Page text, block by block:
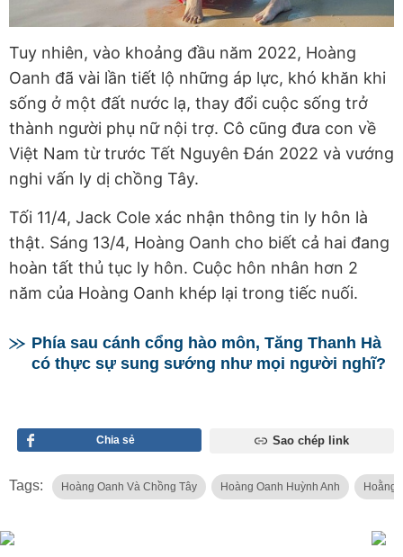
Tuy nhiên, vào khoảng đầu năm 2022, Hoàng
Oanh đã vài lần tiết lộ những áp lực, khó khăn khi
sống ở một đất nước lạ, thay đổi cuộc sống trở
thành người phụ nữ nội trợ. Cô cũng đưa con về
Việt Nam từ trước Tết Nguyên Đán 2022 và vướng
nghi vấn ly dị chồng Tây.
Tối 11/4, Jack Cole xác nhận thông tin ly hôn là
thật. Sáng 13/4, Hoàng Oanh cho biết cả hai đang
hoàn tất thủ tục ly hôn. Cuộc hôn nhân hơn 2
năm của Hoàng Oanh khép lại trong tiếc nuối.
Phía sau cánh cổng hào môn, Tăng Thanh Hà
có thực sự sung sướng như mọi người nghĩ?
Chia sẻ Sao chép link
Tags: Hoàng Oanh Và Chồng Tây Hoàng Oanh Huỳnh Anh Hoằng